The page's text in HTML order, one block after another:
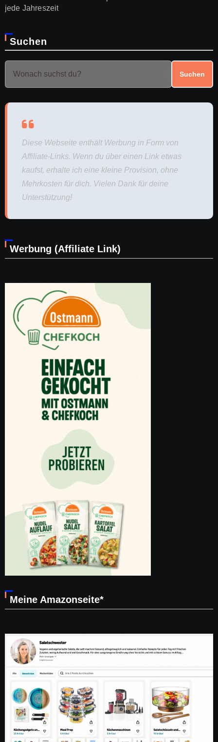
jede Jahreszeit
Suchen
Suchen
Diese Webseite enthält Werbung in Form von
Affiliate-Links. Wenn du über einen Link etwas
kaufst, erhalte ich eine kleine Provision, ohne
Mehrkosten für dich. Vielen Dank für deine
Unterstützung!
Werbung (Affiliate Link)
Meine Amazonseite*